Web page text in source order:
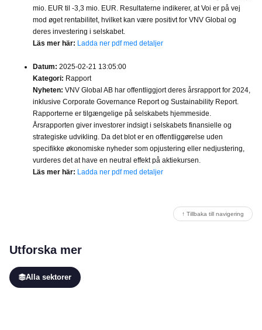
mio. EUR til -3,3 mio. EUR. Resultaterne indikerer, at Voi er på vej
mod øget rentabilitet, hvilket kan være positivt for VNV Global og
deres investering i selskabet.
Läs mer här: Ladda ner pdf med detaljer
Datum: 2025-02-21 13:05:00
Kategori: Rapport
Nyheten: VNV Global AB har offentliggjort deres årsrapport for 2024,
inklusive Corporate Governance Report og Sustainability Report.
Rapporterne er tilgængelige på selskabets hjemmeside.
Årsrapporten giver investorer indsigt i selskabets finansielle og
strategiske udvikling. Da det blot er en offentliggørelse uden
specifikke økonomiske nyheder som opjustering eller nedjustering,
vurderes det at have en neutral effekt på aktiekursen.
Läs mer här: Ladda ner pdf med detaljer
↑ Tillbaka till navigering
Utforska mer
Alla sektorer